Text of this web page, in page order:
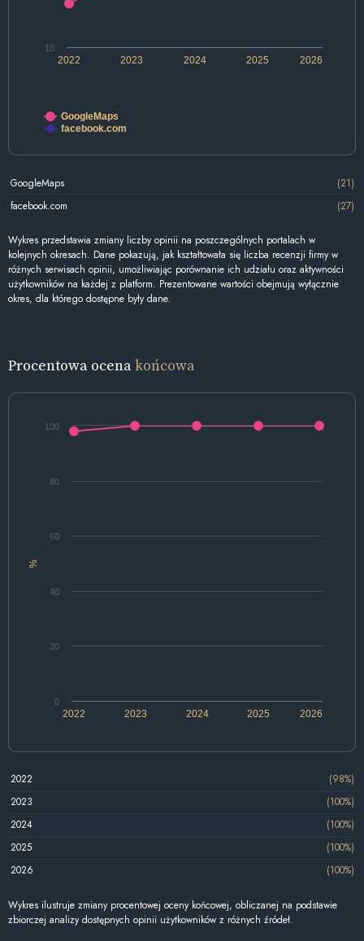
2022 2024 2026
2023 2025
10
GoogleMaps
facebook.com
GoogleMaps
(21)
facebook.com
(27)
Wykres przedstawia zmiany liczby opinii na poszczególnych portalach w
kolejnych okresach. Dane pokazują, jak kształtowała się liczba recenzji firmy w
różnych serwisach opinii, umożliwiając porównanie ich udziału oraz aktywności
użytkowników na każdej z platform. Prezentowane wartości obejmują wyłącznie
okres, dla którego dostępne były dane.
Procentowa ocenakońcowa
%
2022 2024 2026
2023 2025
0
20
40
60
80
100
2022
(98%)
2023
(100%)
2024
(100%)
2025
(100%)
2026
(100%)
Wykres ilustruje zmiany procentowej oceny końcowej, obliczanej na podstawie
zbiorczej analizy dostępnych opinii użytkowników z różnych źródeł.